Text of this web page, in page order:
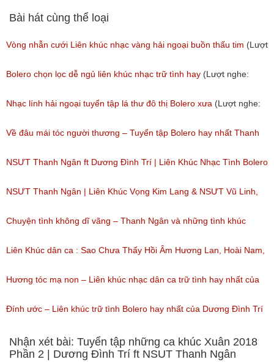
(Lượt nghe: 37)
Phi Long
(Lượt nghe: 56)
Bài hát cùng thể loại
Vòng nhẫn cưới Liên khúc nhạc vàng hải ngoại buồn thấu tim (Lượt
nghe: 275)
Bolero chọn lọc dễ ngủ liên khúc nhạc trữ tình hay (Lượt nghe:
441)
Nhạc lính hải ngoại tuyển tập lá thư đô thị Bolero xưa (Lượt nghe:
267)
Về đâu mái tóc người thương – Tuyển tập Bolero hay nhất Thanh
Ngân
(Lượt nghe: 135)
NSƯT Thanh Ngân ft Dương Đình Trí | Liên Khúc Nhạc Tình Bolero
Tuyển Chọn | 2018
(Lượt nghe: 137)
NSƯT Thanh Ngân | Liên Khúc Vọng Kim Lang & NSƯT Vũ Linh,
Trọng Phúc, Kim Tử Long, Vũ Luân…
(Lượt nghe: 210)
Chuyện tình không dĩ vãng – Thanh Ngân và những tình khúc
Bolero
(Lượt nghe: 61)
Liên Khúc dân ca : Sao Chưa Thấy Hồi Âm Hương Lan, Hoài Nam,
Mỹ Huyền
(Lượt nghe: 142)
Hương tóc mạ non – Liên khúc nhạc dân ca trữ tình hay nhất của
NSUT Thanh Ngân, Dương Đình Trí
(Lượt nghe: 84)
Đính ước – Liên khúc trữ tình Bolero hay nhất của Dương Đình Trí
– NSUT Thanh Ngân
Nhận xét bài: Tuyển tập những ca khúc Xuân 2018
Phần 2 | Dương Đình Trí ft NSUT Thanh Ngân